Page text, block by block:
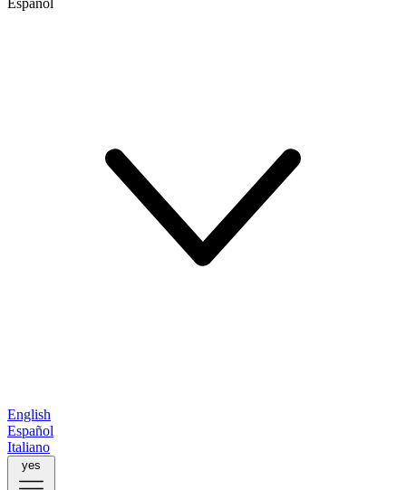
Español
English
Español
Italiano
yes